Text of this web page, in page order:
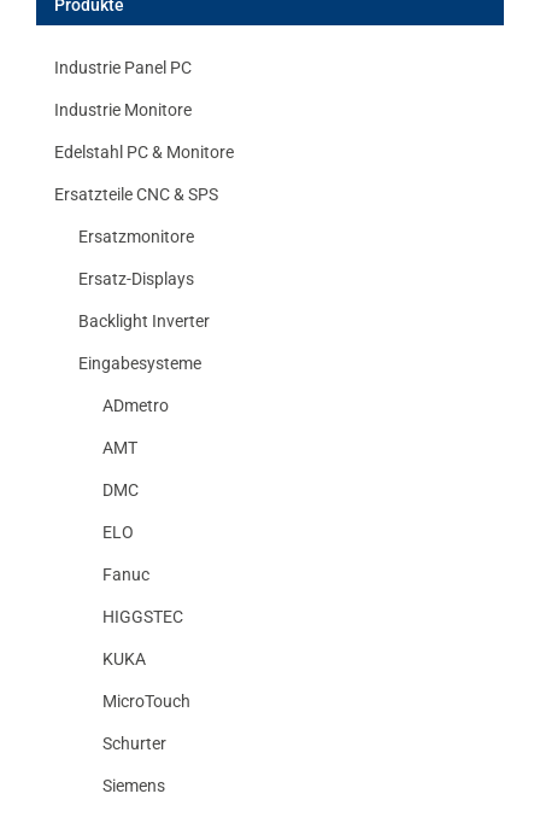
Produkte
Industrie Panel PC
Industrie Monitore
Edelstahl PC & Monitore
Ersatzteile CNC & SPS
Ersatzmonitore
Ersatz-Displays
Backlight Inverter
Eingabesysteme
ADmetro
AMT
DMC
ELO
Fanuc
HIGGSTEC
KUKA
MicroTouch
Schurter
Siemens